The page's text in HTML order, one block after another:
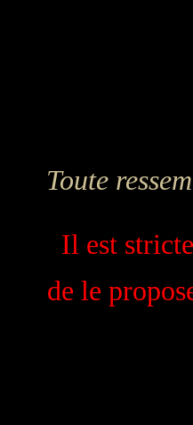
Toute
Il est
de le